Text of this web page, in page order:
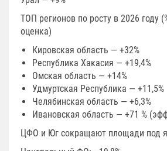
ТОП регионов по росту в 2026 году
оценка)
Кировская область — +32%
Республика Хакасия — +19,4%
Омская область — +14%
Удмуртская Республика — +11,5%
Челябинская область — +6,3%
Ивановская область — +71 %
ЦФО и Юг сокращают площади под